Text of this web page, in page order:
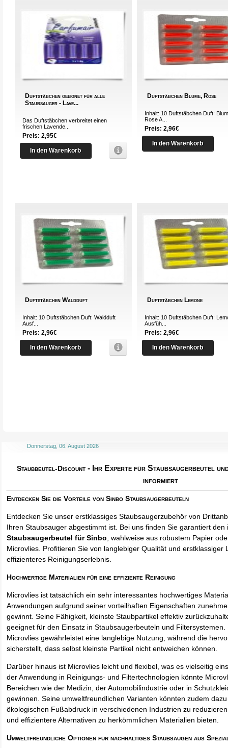
Duftstäbchen geeignet für alle
Staubsauger - Lave...
Das Duftstäbchen verbreitet einen
frischen Lavende...
Preis: 2,95€
In den Warenkorb
Duftstäbchen Blume, Rose
Inhalt: 10 Duftstäbchen Duft:
Rose A...
Preis: 2,96€
In den Warenkorb
Duftstäbchen Waldduft
Inhalt: 10 Duftstäbchen Duft: Waldduft
Ausf...
Preis: 2,96€
In den Warenkorb
Duftstäbchen Lemone
Inhalt: 10 Duftstäbchen Duft:
Ausfüh...
Preis: 2,96€
In den Warenkorb
Donnerstag, 06. August 2026
Staubbeutel-Discount - Ihr Experte für Staubsaugerbeutel
informiert
Entdecken Sie die Vorteile von Sinbo Staubsaugerbeuteln
Entdecken Sie unser erstklassiges Staubsaugerzubehör von
Ihren Staubsauger abgestimmt ist. Bei uns finden Sie garantiert den
Staubsaugerbeutel für Sinbo, wahlweise aus robustem Papier
Microvlies. Profitieren Sie von langlebiger Qualität und erstklassiger
effizienteres Reinigungserlebnis.
Hochwertige Materialien für eine effiziente Reinigung
Microvlies ist tatsächlich ein sehr interessantes hochwertiges
Anwendungen aufgrund seiner vorteilhaften Eigenschaften
gewinnt. Seine Fähigkeit, kleinste Staubpartikel effektiv
geeignet für den Einsatz in Staubsaugerbeuteln und
Microvlies gewährleistet eine langlebige Nutzung, während die
sicherstellt, dass selbst kleinste Partikel nicht entweichen können.
Darüber hinaus ist Microvlies leicht und flexibel, was es vielseitig
der Anwendung in Reinigungs- und Filtertechnologien könnte
Bereichen wie der Medizin, der Automobilindustrie oder in
gewinnen. Seine umweltfreundlichen Varianten könnten zudem
ökologischen Fußabdruck in verschiedenen Industrien zu
und effizientere Alternativen zu herkömmlichen Materialien bieten.
Umweltfreundliche Optionen für nachhaltiges Staubsaugen aus